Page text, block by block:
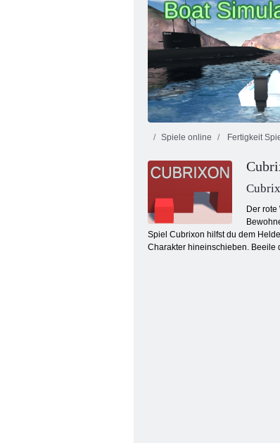
Scharfschützenangriff
Boot-Simulator
Spiele online Fertigkeit
Der
Spiel Cubrixon hilfst du dem
Charakter hineinschieben. Beeile